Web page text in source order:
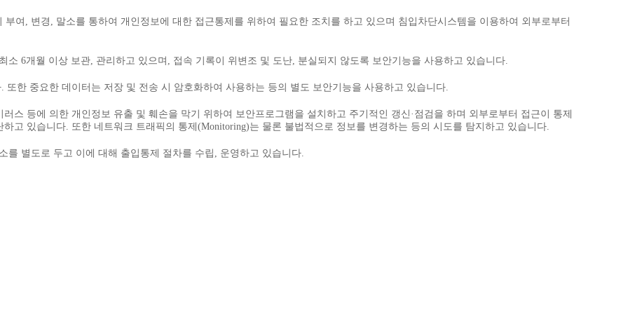
여, 변경, 말소를 통하여 개인정보에 대한 접근통제를 위하여 필요한 조치를 하고 있으며 침입차단시스템을 이용하여 외부로부터
6개월 이상 보관, 관리하고 있으며, 접속 기록이 위변조 및 도난, 분실되지 않도록 보안기능을 사용하고 있습니다.
한 중요한 데이터는 저장 및 전송 시 암호화하여 사용하는 등의 별도 보안기능을 사용하고 있습니다.
스 등에 의한 개인정보 유출 및 훼손을 막기 위하여 보안프로그램을 설치하고 주기적인 갱신·점검을 하며 외부로부터 접근이 통제
고 있습니다. 또한 네트워크 트래픽의 통제(Monitoring)는 물론 불법적으로 정보를 변경하는 등의 시도를 탐지하고 있습니다.
를 별도로 두고 이에 대해 출입통제 절차를 수립, 운영하고 있습니다.